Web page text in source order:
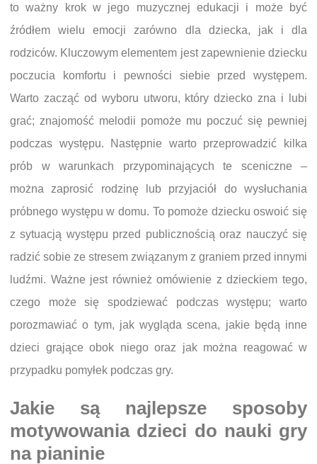
to ważny krok w jego muzycznej edukacji i może być
źródłem wielu emocji zarówno dla dziecka, jak i dla
rodziców. Kluczowym elementem jest zapewnienie dziecku
poczucia komfortu i pewności siebie przed występem.
Warto zacząć od wyboru utworu, który dziecko zna i lubi
grać; znajomość melodii pomoże mu poczuć się pewniej
podczas występu. Następnie warto przeprowadzić kilka
prób w warunkach przypominających te sceniczne –
można zaprosić rodzinę lub przyjaciół do wysłuchania
próbnego występu w domu. To pomoże dziecku oswoić się
z sytuacją występu przed publicznością oraz nauczyć się
radzić sobie ze stresem związanym z graniem przed innymi
ludźmi. Ważne jest również omówienie z dzieckiem tego,
czego może się spodziewać podczas występu; warto
porozmawiać o tym, jak wygląda scena, jakie będą inne
dzieci grające obok niego oraz jak można reagować w
przypadku pomyłek podczas gry.
Jakie są najlepsze sposoby
motywowania dzieci do nauki gry
na pianinie